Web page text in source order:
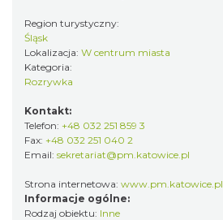
Region turystyczny:
Śląsk
Lokalizacja: W centrum miasta
Kategoria:
Rozrywka
Kontakt:
Telefon: +48 032 251 859 3
Fax: +48 032 251 040 2
Email: sekretariat@pm.katowice.pl
Strona internetowa: www.pm.katowice.pl
Informacje ogólne:
Rodzaj obiektu: Inne